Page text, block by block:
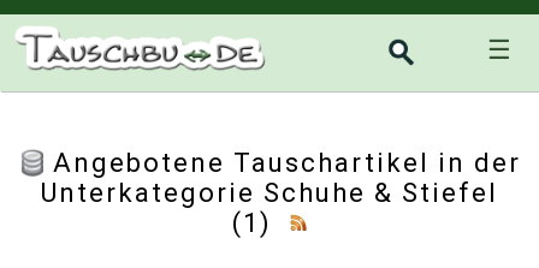
☰
Angebotene Tauschartikel in der
Unterkategorie Schuhe & Stiefel
(1)